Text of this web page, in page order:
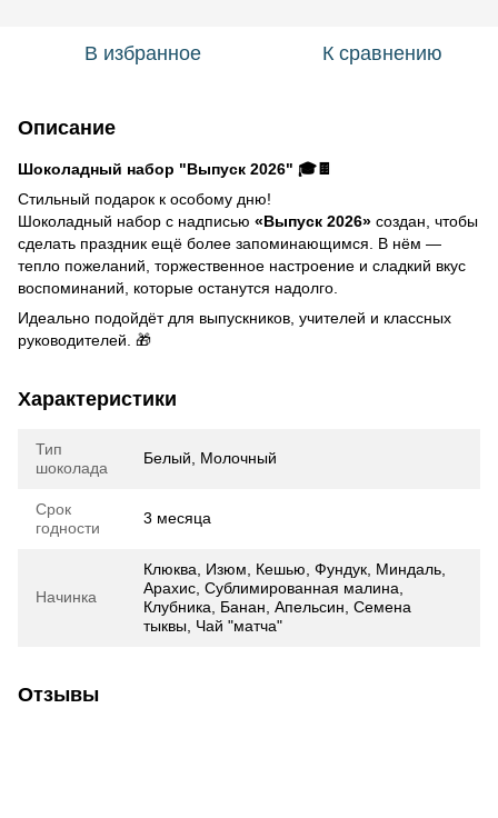
В избранное К сравнению
Описание
Шоколадный набор "Выпуск 2026" 🎓🍫
Стильный подарок к особому дню!
Шоколадный набор с надписью «Выпуск 2026» создан, чтобы
сделать праздник ещё более запоминающимся. В нём —
тепло пожеланий, торжественное настроение и сладкий вкус
воспоминаний, которые останутся надолго.
Идеально подойдёт для выпускников, учителей и классных
руководителей. 🎁
Характеристики
Тип
шоколада
Белый, Молочный
Срок
годности
3 месяца
Начинка
Клюква, Изюм, Кешью, Фундук, Миндаль,
Арахис, Сублимированная малина,
Клубника, Банан, Апельсин, Семена
тыквы, Чай "матча"
Отзывы